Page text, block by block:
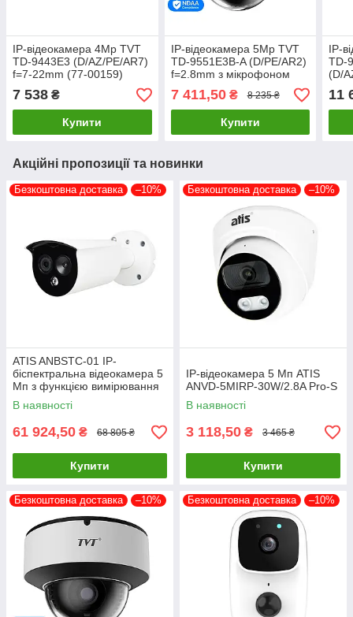
IP-відеокамера 4Mp TVT
TD-9443E3 (D/AZ/PE/AR7)
f=7-22mm (77-00159)
7 538 ₴
Купити
IP-відеокамера 5Mp TVT
TD-9551E3B-A (D/PE/AR2)
f=2.8mm з мікрофоном
7 411,50₴ 8 235 ₴
Купити
IP-
TD-
(D/
11
Акційні пропозиції та новинки
Безкоштовна доставка –10%
ATIS ANBSTC-01 IP-
біспектральна відеокамера 5
Мп з функцією вимірювання
температури тіла
В наявності
61 924,50 ₴ 68 805 ₴
Купити
Безкоштовна доставка –10%
IP-відеокамера 5 Мп ATIS
ANVD-5MIRP-30W/2.8A Pro-S
В наявності
3 118,50 ₴ 3 465 ₴
Купити
Безкоштовна доставка –10% Безкоштовна доставка –10%